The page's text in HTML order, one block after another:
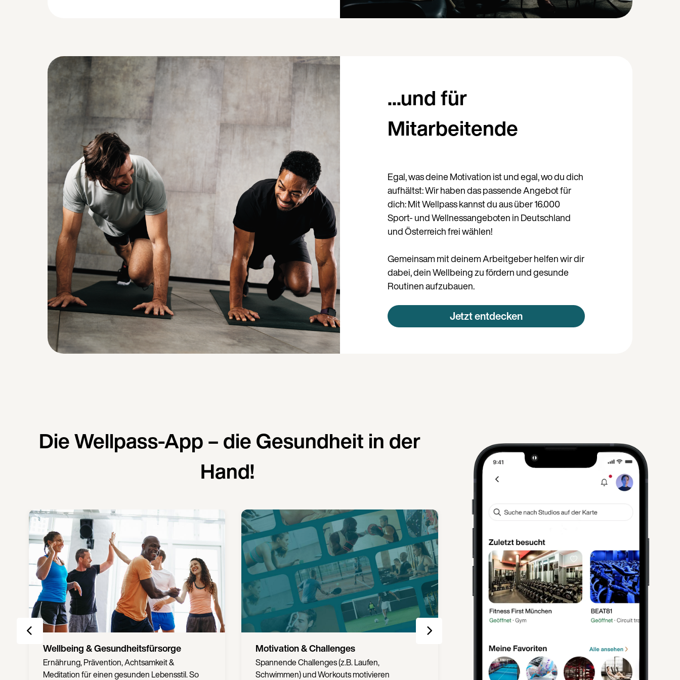
...und für
Mitarbeitende
Egal, was deine Motivation ist und egal, wo du dich
aufhältst: Wir haben das passende Angebot für
dich: Mit Wellpass kannst du aus über 16.000
Sport- und Wellnessangeboten in Deutschland
und Österreich frei wählen!
Gemeinsam mit deinem Arbeitgeber helfen wir dir
dabei, dein Wellbeing zu fördern und gesunde
Routinen aufzubauen.
Jetzt entdecken
Die Wellpass-App – die Gesundheit in der
Hand!
Wellbeing & Gesundheitsfürsorge
Ernährung, Prävention, Achtsamkeit &
Meditation für einen gesunden Lebensstil. So
Motivation & Challenges
Spannende Challenges (z.B. Laufen,
Schwimmen) und Workouts motivieren
Unlimitiert & Flexibel
Partner auswählen, einchecken und los: Bei
16.000+ Partnern in DE/AT trainieren und
Weiter auf Deutsch (Deutschland)